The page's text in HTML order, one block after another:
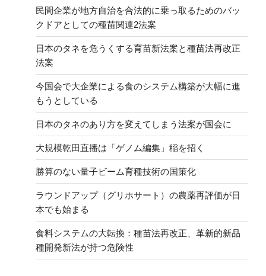
民間企業が地方自治を合法的に乗っ取るためのバッ
クドアとしての種苗関連2法案
日本のタネを危うくする育苗新法案と種苗法再改正
法案
今国会で大企業による食のシステム構築が大幅に進
もうとしている
日本のタネのあり方を変えてしまう法案が国会に
大規模乾田直播は「ゲノム編集」稲を招く
勝算のない量子ビーム育種技術の国策化
ラウンドアップ（グリホサート）の農薬再評価が日
本でも始まる
食料システムの大転換：種苗法再改正、革新的新品
種開発新法が持つ危険性